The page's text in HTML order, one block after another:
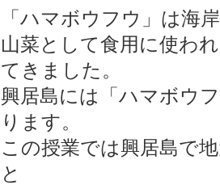
「ハマボウフウ」は海
山菜として食用に使わ
てきました。
興居島には「ハマボウ
ります。
この授業では興居島で
と